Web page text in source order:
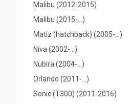
Malibu (2012-2015)
Malibu (2015-...)
Matiz (hatchback) (2005-...)
Niva (2002-…)
Nubira (2004-...)
Orlando (2011-...)
Sonic (T300) (2011-2016)